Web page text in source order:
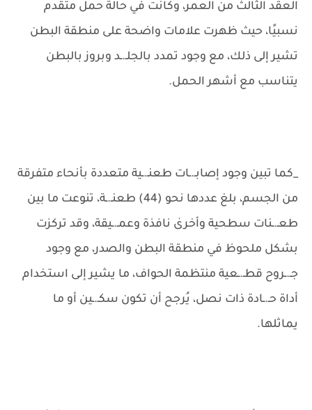
العقد الثالث من العمر، وكانت في حالة حمل متقدم
نسبيًا، حيث ظهرت علامات واضحة على منطقة البطن
تشير إلى ذلك، مع وجود تمدد بالجلـ.ـد وبروز بالبطن
يتناسب مع أشهر الحمل.
_كما تبين وجود إصابـ.ـات طعنـ.ـية متعددة بأنحاء متفرقة
من الجسم، بلغ عددها نحو (44) طعنـ.ـة، تنوعت ما بين
طعـ.ـنات سطحية وأخرىٰ نافذة وعمـ.ـيقة، وقد تركزت
بشكل ملحوظ في منطقة البطن والصدر، مع وجود
جـ.ـروح قطـ.ـعية منتظمة الحواف، ما يشير إلى استخدام
أداة حـ.ـادة ذات نصل، يُرجح أن تكون سكـ.ـين أو ما
يماثلها.